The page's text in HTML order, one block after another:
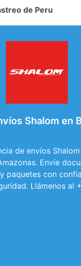
de Peru
Shalom en
de envíos
Envíe
paquetes con
Llámenos al